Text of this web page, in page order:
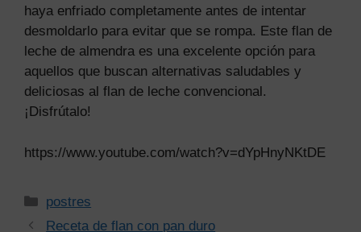
haya enfriado completamente antes de intentar
desmoldarlo para evitar que se rompa. Este flan de
leche de almendra es una excelente opción para
aquellos que buscan alternativas saludables y
deliciosas al flan de leche convencional.
¡Disfrútalo!
https://www.youtube.com/watch?v=dYpHnyNKtDE
Categorías
postres
Receta de flan con pan duro